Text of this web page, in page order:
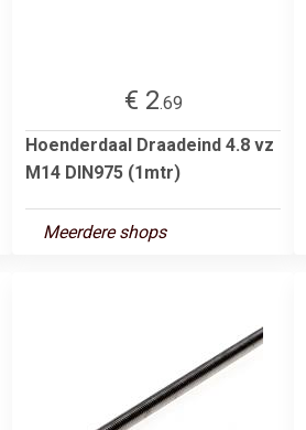
€ 2.69
Hoenderdaal Draadeind 4.8 vz
M14 DIN975 (1mtr)
Meerdere shops